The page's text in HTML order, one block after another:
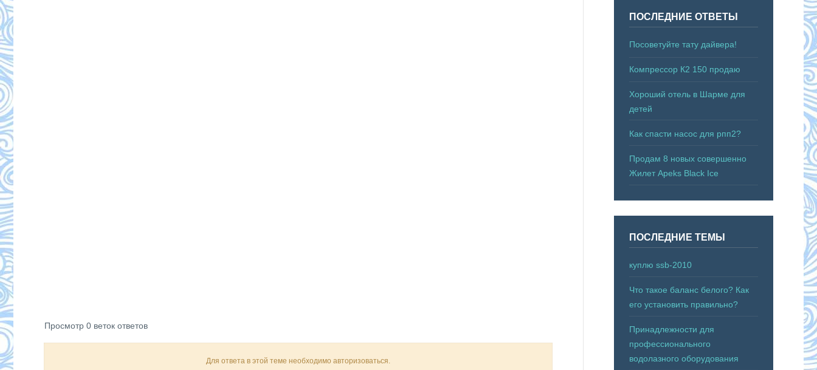
Просмотр 0 веток ответов
Для ответа в этой теме необходимо авторизоваться.
ПОСЛЕДНИЕ ОТВЕТЫ
Посоветуйте тату дайвера!
Компрессор К2 150 продаю
Хороший отель в Шарме для
детей
Как спасти насос для рпп2?
Продам 8 новых совершенно
Жилет Apeks Black Ice
ПОСЛЕДНИЕ ТЕМЫ
куплю ssb-2010
Что такое баланс белого? Как
его установить правильно?
Принадлежности для
профессионального
водолазного оборудования